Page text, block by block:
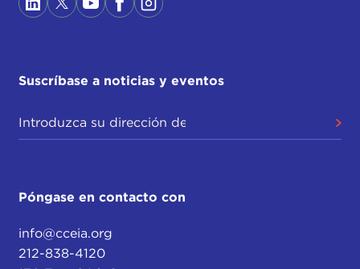
Suscríbase a noticias y eventos
Póngase en contacto con
info@cceia.org
212-838-4120